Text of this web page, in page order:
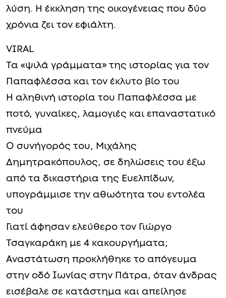
λύση. Η έκκληση της οικογένειας που δύο
χρόνια ζει τον εφιάλτη.
VIRAL
Τα «ψιλά γράμματα» της ιστορίας για τον
Παπαφλέσσα και τον έκλυτο βίο του
Η αληθινή ιστορία του Παπαφλέσσα με
ποτό, γυναίκες, λαμογιές και επαναστατικό
πνεύμα
Ο συνήγορός του, Μιχάλης
Δημητρακόπουλος, σε δηλώσεις του έξω
από τα δικαστήρια της Ευελπίδων,
υπογράμμισε την αθωότητα του εντολέα
του
Γιατί άφησαν ελεύθερο τον Γιώργο
Τσαγκαράκη με 4 κακουργήματα;
Αναστάτωση προκλήθηκε το απόγευμα
στην οδό Ιωνίας στην Πάτρα, όταν άνδρας
εισέβαλε σε κατάστημα και απείλησε